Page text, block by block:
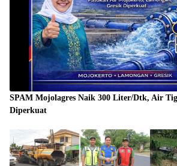
SPAM Mojolagres Naik 300 Liter/Dtk, Air
Diperkuat